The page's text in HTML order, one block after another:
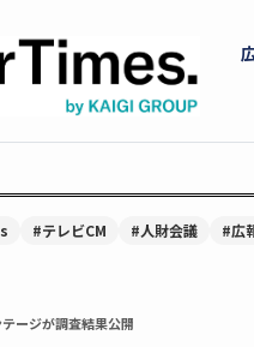
#テレビCM #人財会議 #広
ージが調査結果公開